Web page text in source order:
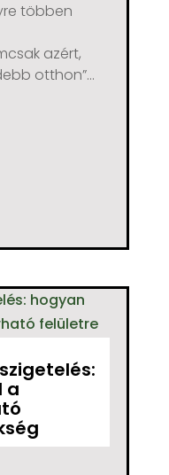
többen
azért,
otthon”...
a